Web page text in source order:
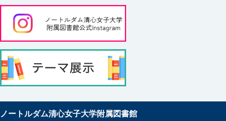
ノートルダム清心女子大学附属図書館